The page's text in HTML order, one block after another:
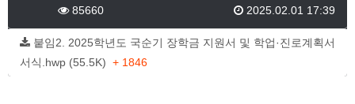
85660 2025.02.01 17:39
붙임2. 2025학년도 국순기 장학금 지원서 및 학업·진로계획서
서식.hwp (55.5K) + 1846